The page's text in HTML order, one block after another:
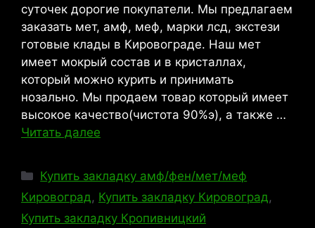
суточек дорогие покупатели. Мы предлагаем
заказать мет, амф, меф, марки лсд, экстези
готовые клады в Кировограде. Наш мет
имеет мокрый состав и в кристаллах,
который можно курить и принимать
нозально. Мы продаем товар который имеет
высокое качество(чистота 90%э), а также …
Читать далее
Рубрики
Купить закладку амф/фен/мет/меф
Кировоград, Купить закладку Кировоград,
Купить закладку Кропивницкий